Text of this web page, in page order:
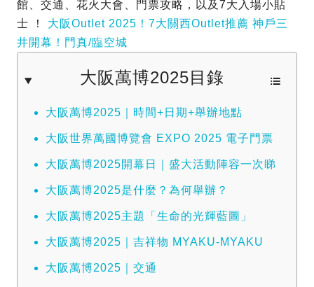
館、交通、花火大會、門票攻略，以及7大入場小貼
士 ！ 大阪Outlet 2025！7大關西Outlet推薦 神戶三
井開幕！門真/臨空城
大阪萬博2025目錄
大阪萬博2025｜時間+日期+舉辦地點
大阪世界萬國博覽會 EXPO 2025 電子門票
大阪萬博2025開幕日｜盛大活動陣容一次睇
大阪萬博2025是什麼？為何舉辦？
大阪萬博2025主題「生命的光輝藍圖」
大阪萬博2025｜吉祥物 MYAKU-MYAKU
大阪萬博2025｜交通